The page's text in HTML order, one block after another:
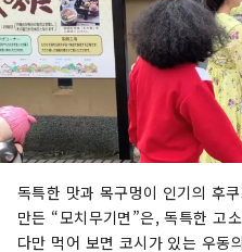
독특한 맛과 목구멍이 인기의 후
만든 “모치무기면”은, 독특한 고
다만 먹어 보면 코시가 있는 우동